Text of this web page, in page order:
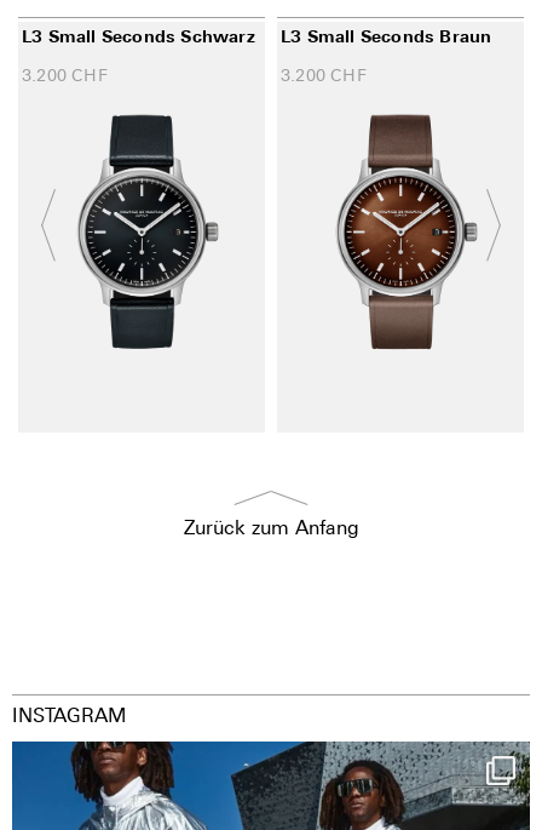
L3 Small Seconds Schwarz
3.200 CHF
L3 Small Seconds Braun
3.200 CHF
Zurück zum Anfang
INSTAGRAM
Happy Streetparade everybody
Music in...
38
2